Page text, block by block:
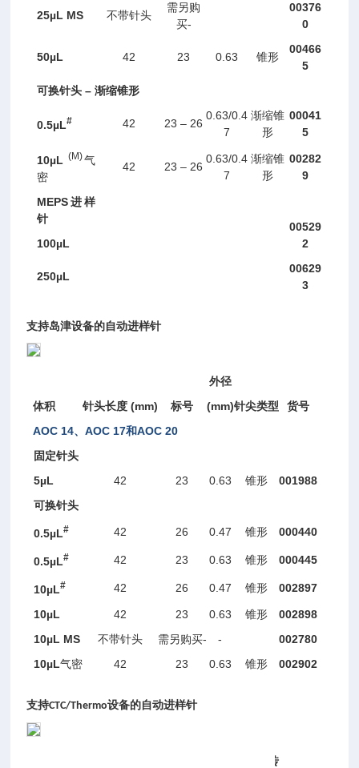
25µL MS 不带针头
需另购
买-
00376
0
50µL 42 23 0.63 锥形
00466
5
可换针头 – 渐缩锥形
0.5µL# 42 23 – 26
0.63/0.4
7
渐缩锥
形
00041
5
10µL (M)气
密
42 23 – 26
0.63/0.4
7
渐缩锥
形
00282
9
MEPS 进样
针
100µL
00529
2
250µL
00629
3
支持岛津设备的自动进样针
体积 针头长度(mm) 标号
外径
(mm)针尖类型 货号
AOC 14、 AOC 17和AOC 20
固定针头
5µL 42 23 0.63 锥形 001988
可换针头
0.5µL# 42 26 0.47 锥形 000440
0.5µL# 42 23 0.63 锥形 000445
10µL# 42 26 0.47 锥形 002897
10µL 42 23 0.63 锥形
002898
10µL MS 不带针头 需另购买- -
002780
10µL气密 42 23 0.63 锥形 002902
支持CTC/Thermo设备的自动进样针
传